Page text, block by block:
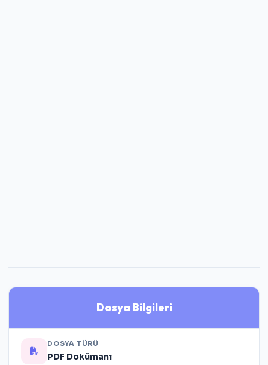
Dosya Bilgileri
DOSYA TÜRÜ
PDF Dokümanı